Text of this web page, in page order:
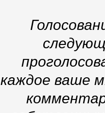
каждое ваше